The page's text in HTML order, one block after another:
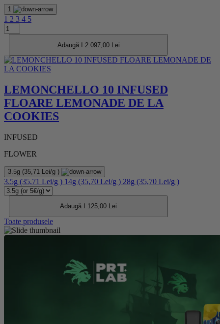
1
1 2 3 4 5
Adaugă I 2.097,00 Lei
LEMONCHELLO 10 INFUSED
FLOARE LEMONADE DE LA
COOKIES
INFUSED
FLOWER
3.5g (35,71 Lei/g )
3.5g (35,71 Lei/g ) 14g (35,70 Lei/g ) 28g (35,70 Lei/g )
Adaugă I 125,00 Lei
Toate produsele